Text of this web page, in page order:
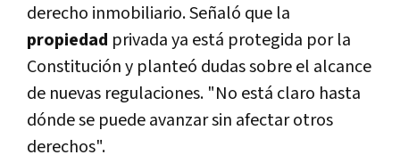
derecho inmobiliario. Señaló que la
propiedad privada ya está protegida por la
Constitución y planteó dudas sobre el alcance
de nuevas regulaciones. "No está claro hasta
dónde se puede avanzar sin afectar otros
derechos".